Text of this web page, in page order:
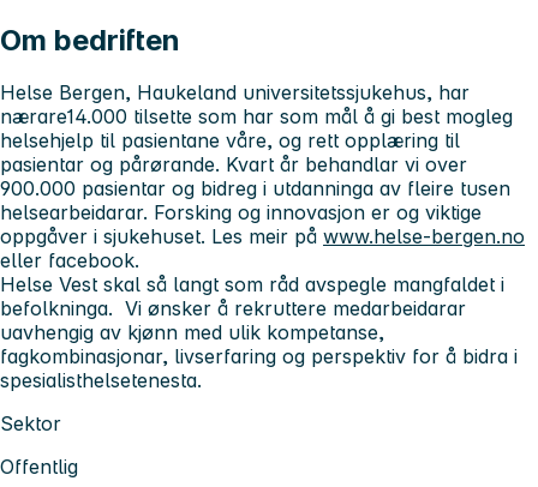
Om bedriften
Helse Bergen, Haukeland universitetssjukehus, har
nærare14.000 tilsette som har som mål å gi best mogleg
helsehjelp til pasientane våre, og rett opplæring til
pasientar og pårørande. Kvart år behandlar vi over
900.000 pasientar og bidreg i utdanninga av fleire tusen
helsearbeidarar. Forsking og innovasjon er og viktige
oppgåver i sjukehuset. Les meir på www.helse-bergen.no
eller facebook.
Helse Vest skal så langt som råd avspegle mangfaldet i
befolkninga. Vi ønsker å rekruttere medarbeidarar
uavhengig av kjønn med ulik kompetanse,
fagkombinasjonar, livserfaring og perspektiv for å bidra i
spesialisthelsetenesta.
Sektor
Offentlig